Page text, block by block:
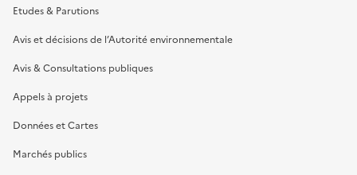
Etudes & Parutions
Avis et décisions de l’Autorité environnementale
Avis & Consultations publiques
Appels à projets
Données et Cartes
Marchés publics